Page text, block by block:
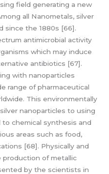
field generating a new
all Nanometals, silver
since the 1880s [66].
antimicrobial activity
which may induce
antibiotics [67].
with nanoparticles
range of pharmaceutical
This environmentally
nanoparticles to using
chemical synthesis and
areas such as food,
[68]. Physically and
production of metallic
by the scientists in